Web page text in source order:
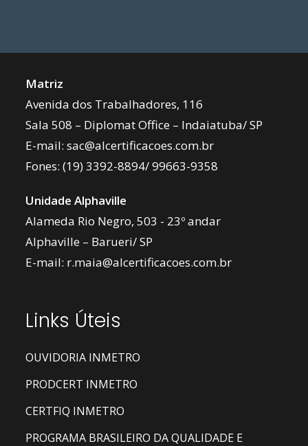
Matriz
Avenida dos Trabalhadores, 116
Sala 508 – Diplomat Office – Indaiatuba/ SP
E-mail:sac@alcertificacoes.com.br
Fones:(19) 3392-8894/99663-9358
Unidade Alphaville
Alameda Rio Negro, 503 - 23º andar
Alphaville – Barueri/ SP
E-mail: r.maia@alcertificacoes.com.br
Links Úteis
OUVIDORIA INMETRO
PRODCERT INMETRO
CERTFIQ INMETRO
PROGRAMA BRASILEIRO DA QUALIDADE E